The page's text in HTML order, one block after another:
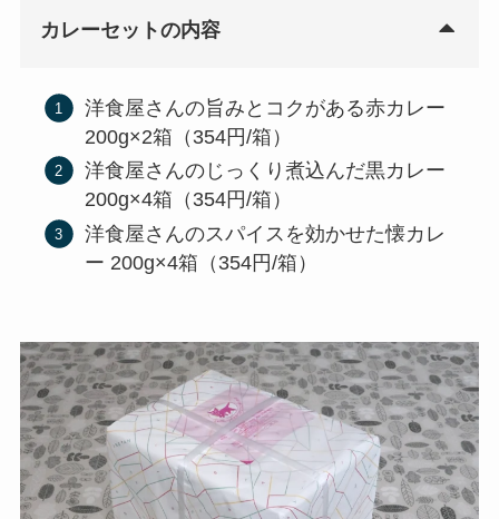
カレーセットの内容
洋食屋さんの旨みとコクがある赤カレー
200g×2箱（354円/箱）
洋食屋さんのじっくり煮込んだ黒カレー
200g×4箱（354円/箱）
洋食屋さんのスパイスを効かせた懐カレ
ー 200g×4箱（354円/箱）